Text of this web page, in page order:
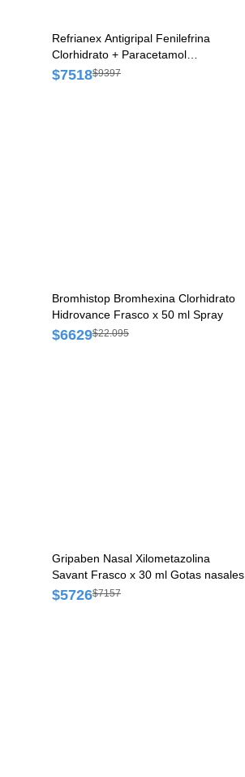
Refrianex Antigripal Fenilefrina
Clorhidrato + Paracetamol
6mg/500mg Montpellier Caja x 20
$7518$9397
Bromhistop Bromhexina Clorhidrato
Hidrovance Frasco x 50 ml Spray
$6629$22.095
Gripaben Nasal Xilometazolina
Savant Frasco x 30 ml Gotas nasales
$5726$7157